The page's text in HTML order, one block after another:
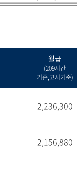
월급
(209시간
기준,고시기준)
2,236,300
2,156,880